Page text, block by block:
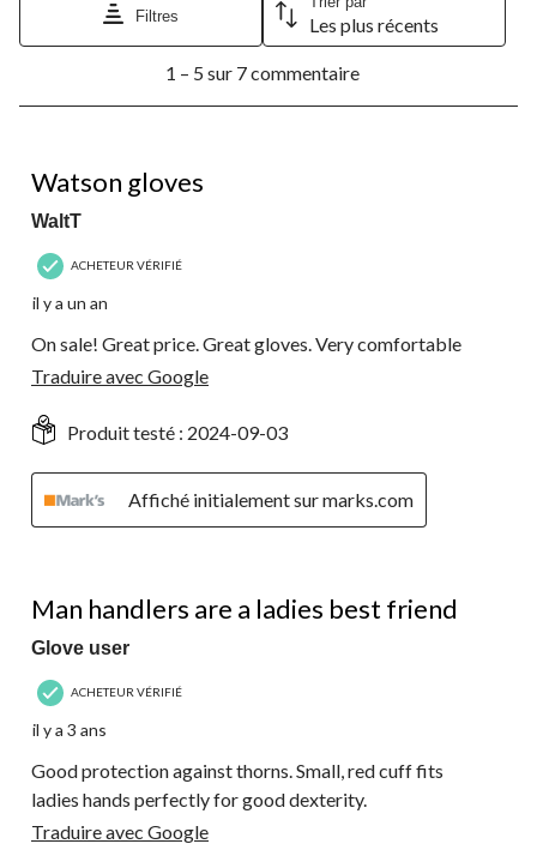
ouvrira
action
ouvrira
ouvrira
le
action
ouvrira
le
action
ouvrira
Filtres
Les plus récents
5
commentaire.
1 – 5 sur 7 commentaire
Watson gloves
WaltT
ACHETEUR VÉRIFIÉ
il y a un an
On sale! Great price. Great gloves. Very comfortable
Traduire avec Google
Produit testé : 2024-09-03
Affiché initialement sur marks.com
Man handlers are a ladies best friend
Glove user
ACHETEUR VÉRIFIÉ
il y a 3 ans
Good protection against thorns. Small, red cuff fits
ladies hands perfectly for good dexterity.
Traduire avec Google